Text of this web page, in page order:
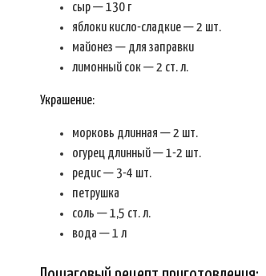
сыр — 130 г
яблоки кисло-сладкие — 2 шт.
майонез — для заправки
лимонный сок — 2 ст. л.
Украшение:
морковь длинная — 2 шт.
огурец длинный — 1-2 шт.
редис — 3-4 шт.
петрушка
соль — 1,5 ст. л.
вода — 1 л